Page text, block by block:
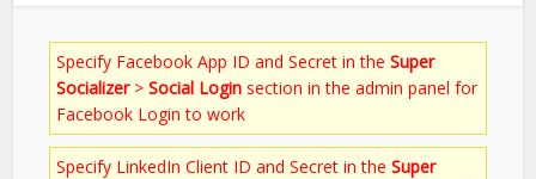
Specify Facebook App ID and Secret in theSuper
Socializer>Social Login section in the admin panel for
Facebook Login to work
Specify LinkedIn Client ID and Secret in theSuper